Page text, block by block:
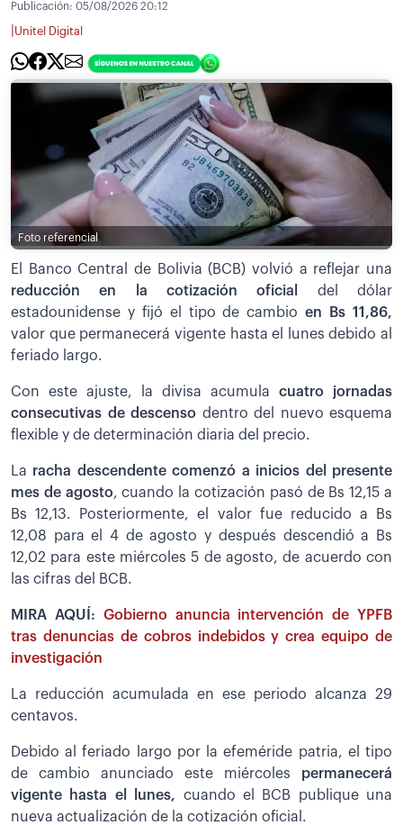
Publicación: 05/08/2026 20:12
Unitel Digital
Foto referencial
El Banco Central de Bolivia (BCB) volvió a reflejar una
reducción en la cotización oficial
del dólar
estadounidense y fijó el tipo de cambio en Bs 11,86,
valor que permanecerá vigente hasta el lunes debido al
feriado largo.
Con este ajuste, la divisa acumula cuatro jornadas
consecutivas de descenso dentro del nuevo esquema
flexible y de determinación diaria del precio.
La racha descendente comenzó a inicios del presente
mes de agosto, cuando la cotización pasó de Bs 12,15 a
Bs 12,13. Posteriormente, el valor fue reducido a Bs
12,08 para el 4 de agosto y después descendió a Bs
12,02 para este miércoles 5 de agosto, de acuerdo con
las cifras del BCB.
MIRA AQUÍ: Gobierno anuncia intervención de YPFB
tras denuncias de cobros indebidos y crea equipo de
investigación
La reducción acumulada en ese periodo alcanza 29
centavos.
Debido al feriado largo por la efeméride patria, el tipo
de cambio anunciado este miércoles permanecerá
vigente hasta el lunes, cuando el BCB publique una
nueva actualización de la cotización oficial.